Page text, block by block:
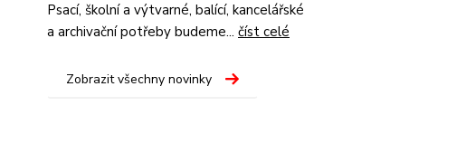
Psací, školní a výtvarné, balící, kancelářské
a archivační potřeby budeme... číst celé
Zobrazit všechny novinky